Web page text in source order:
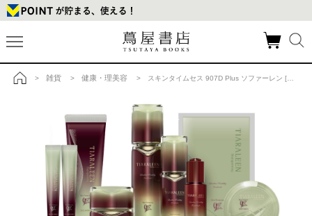
> 雑貨 > 健康・理美容 > スキンタイムセス 907D Plus ソファーレン [洗顔・全身用石鹸]の商品詳細